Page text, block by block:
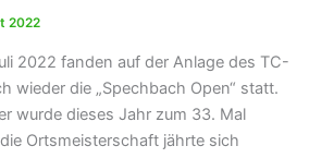
2022
2022 fanden auf der Anlage des TC-
wieder die „Spechbach Open“ statt.
wurde dieses Jahr zum 33. Mal
Ortsmeisterschaft jährte sich